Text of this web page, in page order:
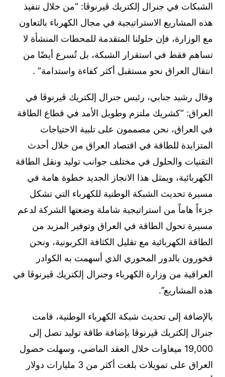
الشبكات في جنرال إلكتريك ڤيرنوڤا: “من خلال تنفيذ
هذه المشاريع الاستراتيجية في مجال الكهرباء بالتعاون
مع الوزارة، فإن حلولنا المتقدمة للمحطات المنشأة لا
تساهم فقط في استقرار الشبكة، بل تُسرع أيضًا من
انتقال العراق نحو مستقبل أكثر كفاءة واستدامة” .
وقال رشيد جنابي، رئيس جنرال إلكتريك ڤيرنوڤا في
العراق: “كشريك ملتزم وطويل الأمد في قطاع الطاقة
في العراق، نحن مصممون على تلبية الاحتياجات
المتزايدة للطاقة في اقتصاد العراق من خلال أحدث
التقنيات والحلول في مختلف جوانب توليد ونقل الطاقة
الكهربائية، ويمثل هذا الانجاز الجديد خطوة هامة في
مسيرة تحديث الشبكة الوطنية للكهرباء التي تشكل
جزءاً هاماً من استراتيجية شاملة وضعتها الشركة لدعم
مسيرة تحول الطاقة في العراق وتوفير المزيد من
الطاقة الكهربائية مع تقليل الكثافة الكربونية، ونحن
فخورون بالدور المحوري الذي أسهمت به الكوادر
العراقية من وزارة الكهرباء وجنرال إلكتريك ڤيرنوڤا في
هذه المشاريع”.
بالإضافة إلى تحديث شبكة الكهرباء الوطنية، قامت
جنرال إلكتريك ڤيرنوڤا بإضافة طاقة توليد تصل إلى
19,000 ميغاوات خلال العقد الماضي، وسهلت حصول
العراق على تمويلات بلغت أكثر من 3 مليارات دولار